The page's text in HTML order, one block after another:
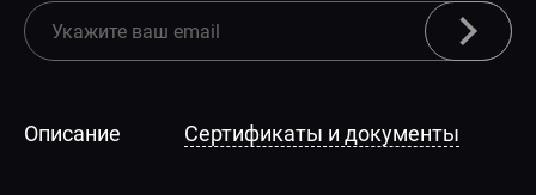
Описание Сертификаты и документы